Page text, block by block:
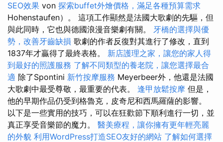
SEO效果 von 探索buffet外燴價格，滿足各種預算需求
Hohenstaufen）。 這項工作顯然是法國大歌劇的先驅，但
與此同時，它也與德國浪漫音樂劇有關。 牙橋的選擇與優
勢，改善牙齒缺損 歌劇的作者反復對其進行了修改，直到
1837年才贏得了最終表格。 新店護理之家，讓您的家人得
到最好的照護服務 了解不同類型的養老院，讓您選擇最合
適 除了Spontini 新竹按摩服務 Meyerbeer外，他還是法國
大歌劇中最受尊敬，最重要的代表。 逢甲放鬆按摩 但是，
他的早期作品仍受到格魯克，皮奇尼和西馬羅薩的影響。
以下是一些實用的技巧，可以在狂歡節下順利進行一切，並
真正享受音樂節的魔力。 醫美療程，讓你擁有更年輕亮麗
的外貌 利用WordPress打造SEO友好的網站 了解如何選擇